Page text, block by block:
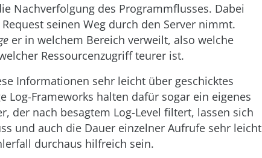
Nachverfolgung des Programmflusses. Dabei
seinen Weg durch den Server nimmt.
er in welchem Bereich verweilt, also welche
Ressourcenzugriff teurer ist.
Informationen sehr leicht über geschicktes
Log-Frameworks halten dafür sogar ein eigenes
der nach besagtem Log-Level filtert, lassen sich
und auch die Dauer einzelner Aufrufe sehr leicht
durchaus hilfreich sein.